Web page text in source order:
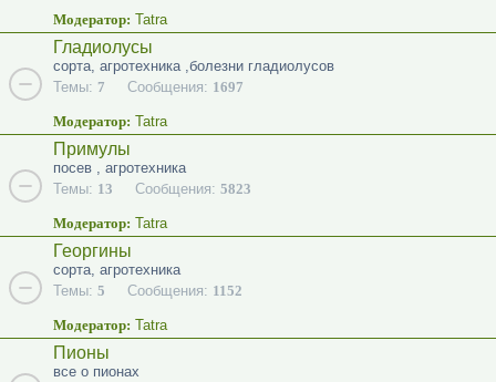
Модератор: Tatra
Гладиолусы
сорта, агротехника ,болезни гладиолусов
Темы: 7 Сообщения: 1697
Модератор: Tatra
Примулы
посев , агротехника
Темы: 13 Сообщения: 5823
Модератор: Tatra
Георгины
сорта, агротехника
Темы: 5 Сообщения: 1152
Модератор: Tatra
Пионы
все о пионах